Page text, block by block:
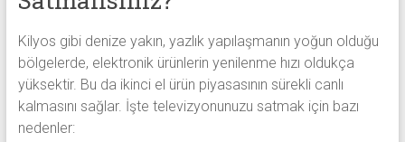
Kilyos gibi denize yakın, yazlık yapılaşmanın yoğun olduğu
bölgelerde, elektronik ürünlerin yenilenme hızı oldukça
yüksektir. Bu da ikinci el ürün piyasasının sürekli canlı
kalmasını sağlar. İşte televizyonunuzu satmak için bazı
nedenler: